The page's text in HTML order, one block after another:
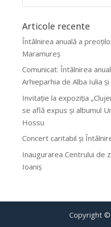
Articole recente
Întâlnirea anuală a
Maramureș
Comunicat: Întâlnirea
Arhieparhia de Alba Iulia și
Invitație la expoziția
se află expus și albumul
Hossu
Concert caritabil și
Inaugurarea Centrului de
Ioaniș
Copyright